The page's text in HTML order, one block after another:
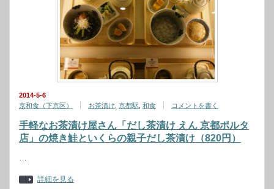
2014-5-6
京和食（下京区）
お茶漬け 京都駅 和食 コメントを書く
手軽なお茶漬け屋さん「だし茶漬け えん 京都ポルタ
店」の焼き鮭といくらの親子だし茶漬け（820円）
詳細を見る